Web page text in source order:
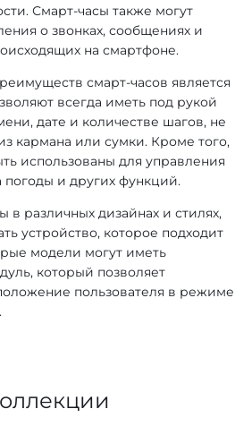
Смарт-часы также могут
о звонках, сообщениях и
на смартфоне.
смарт-часов является
всегда иметь под рукой
дате и количестве шагов, не
кармана или сумки. Кроме того,
использованы для управления
погоды и других функций.
в различных дизайнах и стилях,
устройство, которое подходит
модели могут иметь
который позволяет
пользователя в режиме